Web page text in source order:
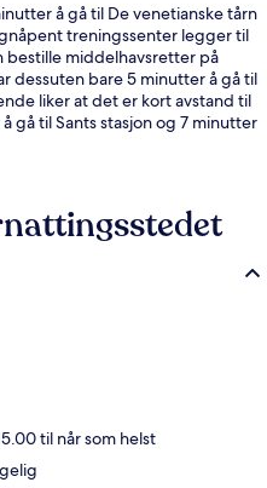
å gå til De venetianske tårn
treningssenter legger til
bestille middelhavsretter på
dessuten bare 5 minutter å gå til
liker at det er kort avstand til
gå til Sants stasjon og 7 minutter
til når som helst